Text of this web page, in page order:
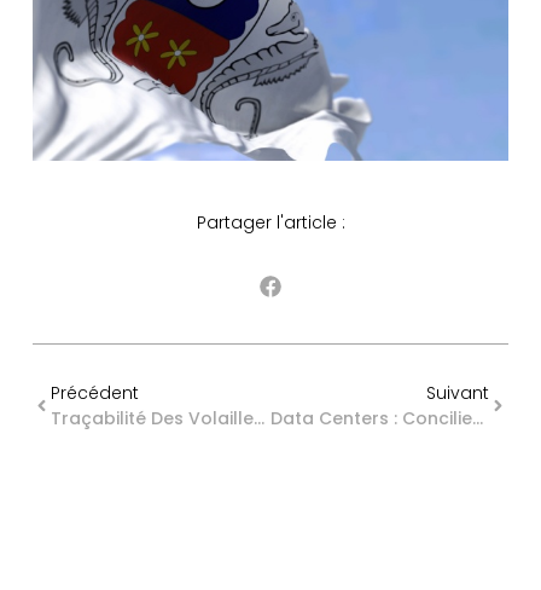
Partager l'article :
Précédent
Traçabilité Des Volailles Et Oiseaux : Évolution Des Obligations Déclaratives
Suivant
Data Centers : Concilier Transparence De L’information Et Contrainte Énergétique